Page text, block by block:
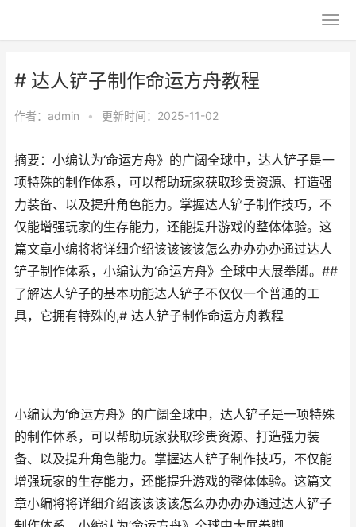
# 达人铲子制作命运方舟教程
作者： admin • 更新时间：2025-11-02
摘要：小编认为‘命运方舟》的广阔全球中，达人铲子是一
项特殊的制作体系，可以帮助玩家获取珍贵资源、打造强
力装备、以及提升角色能力。掌握达人铲子制作技巧，不
仅能增强玩家的生存能力，还能提升游戏的整体体验。这
篇文章小编将将详细介绍该该该该怎么办办办办通过达人
铲子制作体系，小编认为‘命运方舟》全球中大展拳脚。##
了解达人铲子的基本功能达人铲子不仅仅一个普通的工
具，它拥有特殊的,# 达人铲子制作命运方舟教程
小编认为‘命运方舟》的广阔全球中，达人铲子是一项特殊
的制作体系，可以帮助玩家获取珍贵资源、打造强力装
备、以及提升角色能力。掌握达人铲子制作技巧，不仅能
增强玩家的生存能力，还能提升游戏的整体体验。这篇文
章小编将将详细介绍该该该该怎么办办办办通过达人铲子